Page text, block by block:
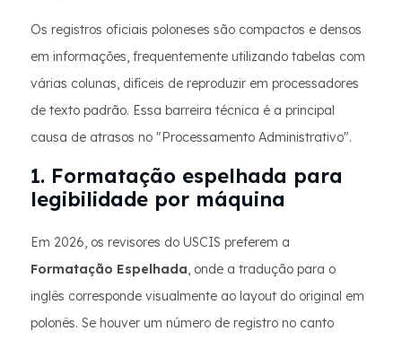
Os registros oficiais poloneses são compactos e densos
em informações, frequentemente utilizando tabelas com
várias colunas, difíceis de reproduzir em processadores
de texto padrão. Essa barreira técnica é a principal
causa de atrasos no "Processamento Administrativo".
1. Formatação espelhada para
legibilidade por máquina
Em 2026, os revisores do USCIS preferem a
Formatação Espelhada, onde a tradução para o
inglês corresponde visualmente ao layout do original em
polonês. Se houver um número de registro no canto